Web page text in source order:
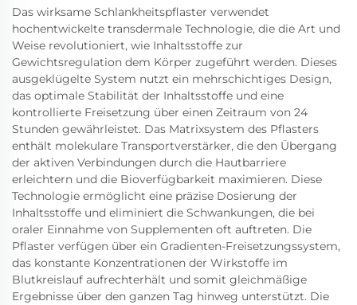
Das wirksame Schlankheitspflaster verwendet
hochentwickelte transdermale Technologie, die die Art und
Weise revolutioniert, wie Inhaltsstoffe zur
Gewichtsregulation dem Körper zugeführt werden. Dieses
ausgeklügelte System nutzt ein mehrschichtiges Design,
das optimale Stabilität der Inhaltsstoffe und eine
kontrollierte Freisetzung über einen Zeitraum von 24
Stunden gewährleistet. Das Matrixsystem des Pflasters
enthält molekulare Transportverstärker, die den Übergang
der aktiven Verbindungen durch die Hautbarriere
erleichtern und die Bioverfügbarkeit maximieren. Diese
Technologie ermöglicht eine präzise Dosierung der
Inhaltsstoffe und eliminiert die Schwankungen, die bei
oraler Einnahme von Supplementen oft auftreten. Die
Pflaster verfügen über ein Gradienten-Freisetzungssystem,
das konstante Konzentrationen der Wirkstoffe im
Blutkreislauf aufrechterhält und somit gleichmäßige
Ergebnisse über den ganzen Tag hinweg unterstützt. Die